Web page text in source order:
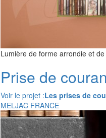
Lumière de forme arrondie et
Prise de
Voir le projet :Les prises de
MELJAC FRANCE